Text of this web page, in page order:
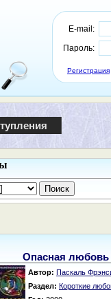
E-mail:
Пароль:
Регистрация
Опасная любовь
Автор: Паскаль
Раздел: Короткие